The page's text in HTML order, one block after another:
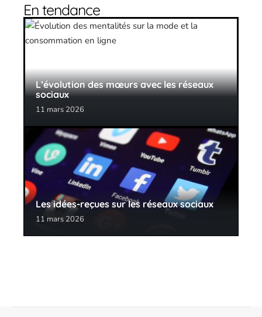
En tendance
L’évolution des mœurs avec les réseaux
sociaux
11 mars 2026
Les idées-reçues sur les réseaux sociaux
11 mars 2026